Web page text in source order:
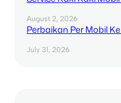
August 2, 2026
Perbaikan Per Mobil
July 31, 2026